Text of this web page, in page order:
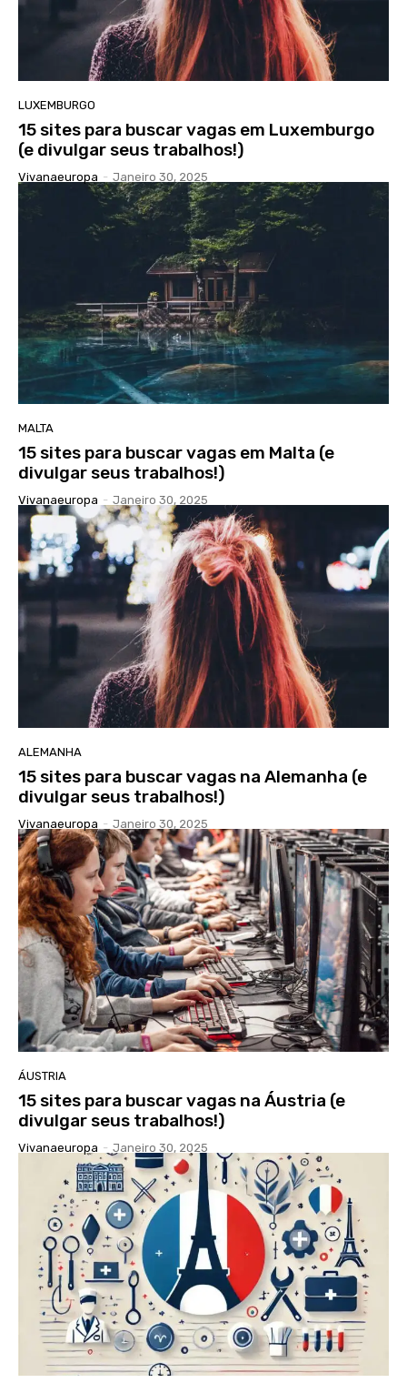
LUXEMBURGO
15 sites para buscar vagas em Luxemburgo
(e divulgar seus trabalhos!)
Vivanaeuropa - Janeiro 30, 2025
MALTA
15 sites para buscar vagas em Malta (e
divulgar seus trabalhos!)
Vivanaeuropa - Janeiro 30, 2025
ALEMANHA
15 sites para buscar vagas na Alemanha (e
divulgar seus trabalhos!)
Vivanaeuropa - Janeiro 30, 2025
ÁUSTRIA
15 sites para buscar vagas na Áustria (e
divulgar seus trabalhos!)
Vivanaeuropa - Janeiro 30, 2025